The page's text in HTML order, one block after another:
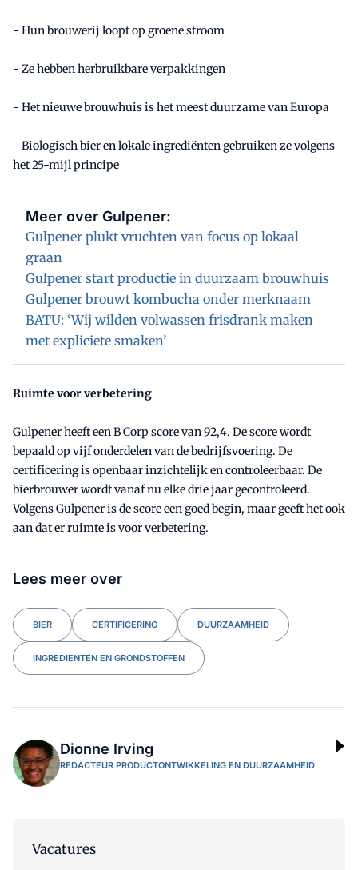
- Hun brouwerij loopt op groene stroom
- Ze hebben herbruikbare verpakkingen
- Het nieuwe brouwhuis is het meest duurzame van Europa
- Biologisch bier en lokale ingrediënten gebruiken ze volgens
het 25-mijl principe
Meer over Gulpener:
Gulpener plukt vruchten van focus op lokaal
graan
Gulpener start productie in duurzaam brouwhuis
Gulpener brouwt kombucha onder merknaam
BATU: ‘Wij wilden volwassen frisdrank maken
met expliciete smaken’
Ruimte voor verbetering
Gulpener heeft een B Corp score van 92,4. De score wordt
bepaald op vijf onderdelen van de bedrijfsvoering. De
certificering is openbaar inzichtelijk en controleerbaar. De
bierbrouwer wordt vanaf nu elke drie jaar gecontroleerd.
Volgens Gulpener is de score een goed begin, maar geeft het ook
aan dat er ruimte is voor verbetering.
Lees meer over
BIER CERTIFICERING DUURZAAMHEID
INGREDIENTEN EN GRONDSTOFFEN
Dionne Irving
REDACTEUR PRODUCTONTWIKKELING EN DUURZAAMHEID
Vacatures